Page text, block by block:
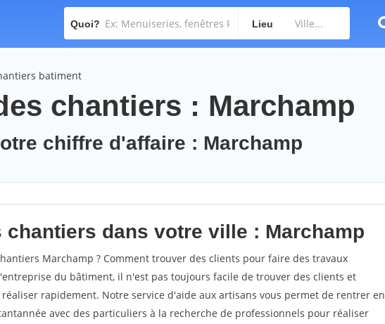
Quoi? Lieu
batiment
chantiers : Marchamp
chiffre d'affaire : Marchamp
chantiers dans votre ville : Marchamp
Marchamp ? Comment trouver des clients pour faire des travaux
du bâtiment, il n'est pas toujours facile de trouver des clients et
rapidement. Notre service d'aide aux artisans vous permet de rentrer en
avec des particuliers à la recherche de professionnels pour réaliser